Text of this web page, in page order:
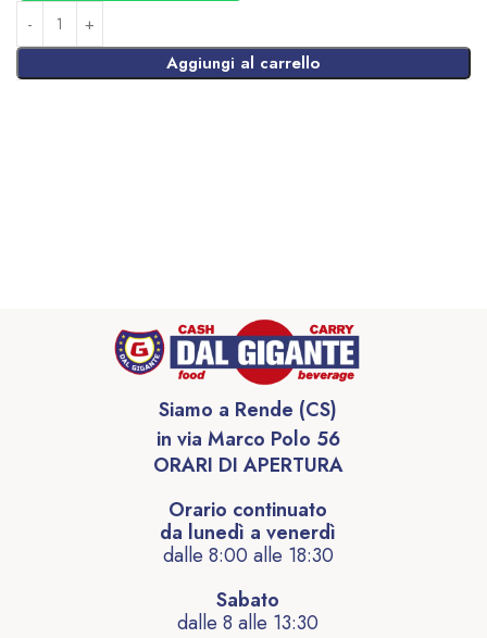
Aggiungi al carrello
Siamo a Rende (CS)
in via Marco Polo 56
ORARI DI APERTURA
Orario continuato
da lunedì a venerdì
dalle 8:00 alle 18:30
Sabato
dalle 8 alle 13:30